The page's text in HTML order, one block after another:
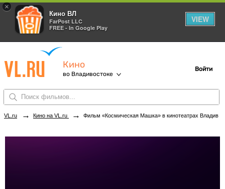
×
Кино ВЛ
FarPost LLC
FREE - In Google Play
VIEW
Кино
во Владивостоке
Войти
VL.ru → Кино на VL.ru → Фильм «Космическая Машка» в кинотеатрах Владивостока. Купить билеты!